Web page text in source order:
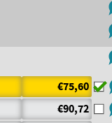
€75,60
€90,72